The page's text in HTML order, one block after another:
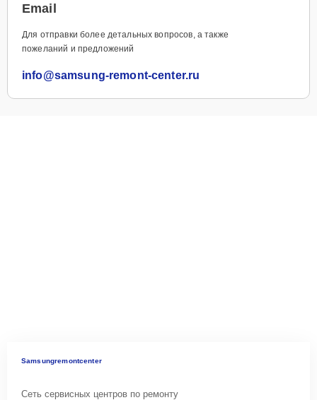
Email
Для отправки более детальных вопросов, а также
пожеланий и предложений
info@samsung-remont-center.ru
Samsungremontcenter
Сеть сервисных центров по ремонту